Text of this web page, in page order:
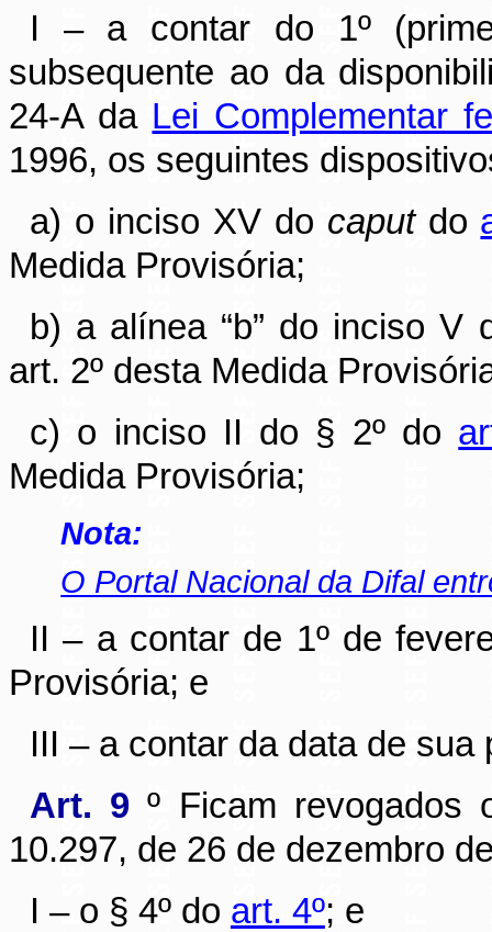
I – a contar do 1º
subsequente ao da
24-A da Lei Complementar
1996, os seguintes
a) o inciso XV do caputdo
Medida Provisória;
b) a alínea “b” do inciso V
art. 2º desta Medida
c) o inciso II do § 2º do
Medida Provisória;
Nota:
O Portal Nacional da Difal
II – a contar de 1º de
Provisória; e
III – a contar da data de
Art. 9 º Ficam revogados
10.297, de 26 de dezembro
I – o § 4º do art. 4º; e